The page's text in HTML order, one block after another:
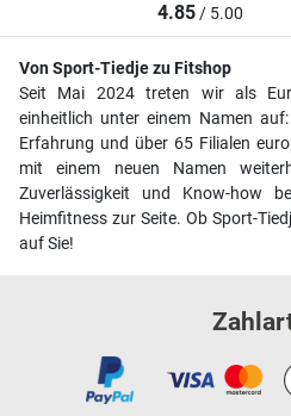
4.85/ 5.00
Von Sport-Tiedje zu Fitshop
Seit Mai 2024 treten wir als
einheitlich unter einem Namen
Erfahrung und über 65 Filialen
mit einem neuen Namen
Zuverlässigkeit und Know-how
Heimfitness zur Seite. Ob Sport-
auf Sie!